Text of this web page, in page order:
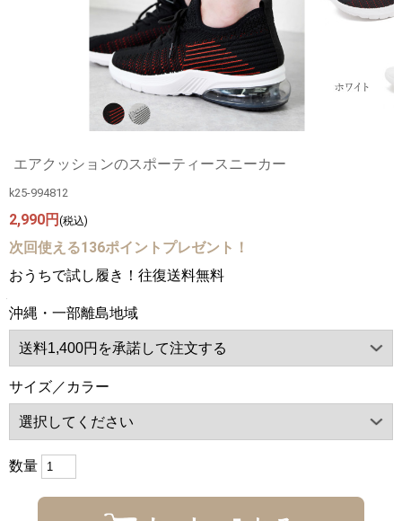
エアクッションのスポーティースニーカー
k25-994812
2,990円 (税込)
次回使える136ポイントプレゼント！
おうちで試し履き！往復送料無料
沖縄・一部離島地域
サイズ／カラー
数量